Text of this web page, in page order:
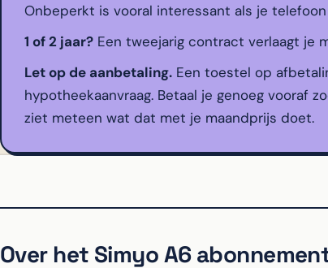
Onbeperkt is vooral interessant als je
1 of 2 jaar? Een tweejarig contract verlaagt je
Let op de aanbetaling. Een toestel op
hypotheekaanvraag. Betaal je genoeg vooraf
ziet meteen wat dat met je maandprijs doet.
Over het Simyo A6